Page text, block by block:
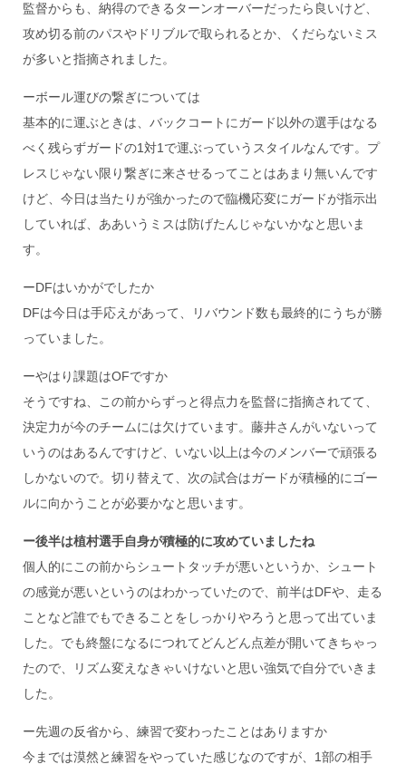
監督からも、納得のできるターンオーバーだったら良いけど、
攻め切る前のパスやドリブルで取られるとか、くだらないミス
が多いと指摘されました。
ーボール運びの繋ぎについては
基本的に運ぶときは、バックコートにガード以外の選手はなる
べく残らずガードの1対1で運ぶっていうスタイルなんです。プ
レスじゃない限り繋ぎに来させるってことはあまり無いんです
けど、今日は当たりが強かったので臨機応変にガードが指示出
していれば、ああいうミスは防げたんじゃないかなと思いま
す。
ーDFはいかがでしたか
DFは今日は手応えがあって、リバウンド数も最終的にうちが勝
っていました。
ーやはり課題はOFですか
そうですね、この前からずっと得点力を監督に指摘されてて、
決定力が今のチームには欠けています。藤井さんがいないって
いうのはあるんですけど、いない以上は今のメンバーで頑張る
しかないので。切り替えて、次の試合はガードが積極的にゴー
ルに向かうことが必要かなと思います。
ー後半は植村選手自身が積極的に攻めていましたね
個人的にこの前からシュートタッチが悪いというか、シュート
の感覚が悪いというのはわかっていたので、前半はDFや、走る
ことなど誰でもできることをしっかりやろうと思って出ていま
した。でも終盤になるにつれてどんどん点差が開いてきちゃっ
たので、リズム変えなきゃいけないと思い強気で自分でいきま
した。
ー先週の反省から、練習で変わったことはありますか
今までは漠然と練習をやっていた感じなのですが、1部の相手